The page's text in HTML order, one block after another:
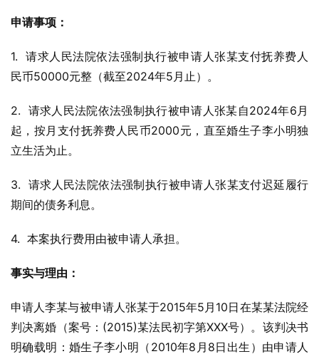
申请事项：
1.  请求人民法院依法强制执行被申请人张某支付抚养费人
民币50000元整（截至2024年5月止）。
2.  请求人民法院依法强制执行被申请人张某自2024年6月
起，按月支付抚养费人民币2000元，直至婚生子李小明独
立生活为止。
3.  请求人民法院依法强制执行被申请人张某支付迟延履行
期间的债务利息。
4.  本案执行费用由被申请人承担。
事实与理由：
申请人李某与被申请人张某于2015年5月10日在某某法院经
判决离婚（案号：(2015)某法民初字第XXX号）。该判决书
明确载明：婚生子李小明（2010年8月8日出生）由申请人